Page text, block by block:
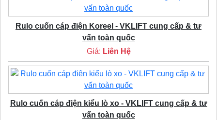
Rulo cuốn cáp điện Koreel - VKLIFT cung cấp & tư
vấn toàn quốc
Giá: Liên Hệ
Rulo cuốn cáp điện kiểu lò xo - VKLIFT cung cấp & tư
vấn toàn quốc